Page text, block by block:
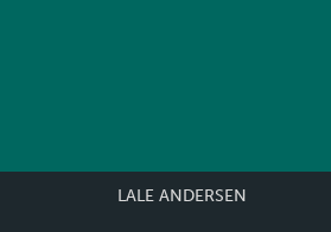
LALE ANDERSEN